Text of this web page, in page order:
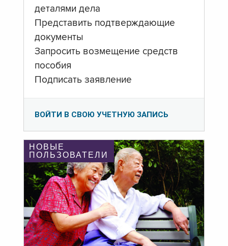
деталями дела
Представить подтверждающие
документы
Запросить возмещение средств
пособия
Подписать заявление
ВОЙТИ В СВОЮ УЧЕТНУЮ ЗАПИСЬ
НОВЫЕ
ПОЛЬЗОВАТЕЛИ